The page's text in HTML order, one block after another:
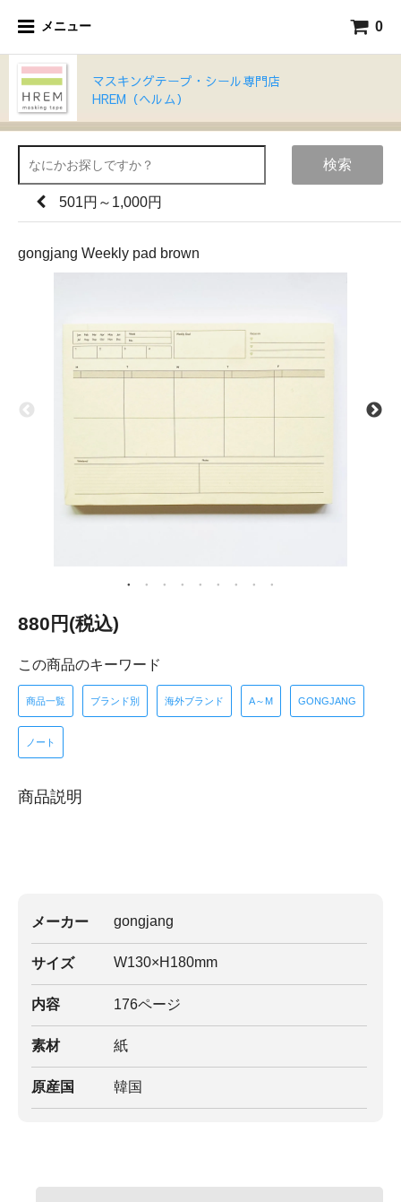
メニュー 0
マスキングテープ・シール専門店
HREM（ヘルム）
検索
501円～1,000円
gongjang Weekly pad brown
880円(税込)
この商品のキーワード
商品一覧 ブランド別 海外ブランド A～M GONGJANG
ノート
商品説明
メーカー gongjang
サイズ W130×H180mm
内容 176ページ
素材 紙
原産国 韓国